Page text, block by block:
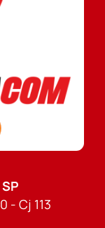
- Cj 113